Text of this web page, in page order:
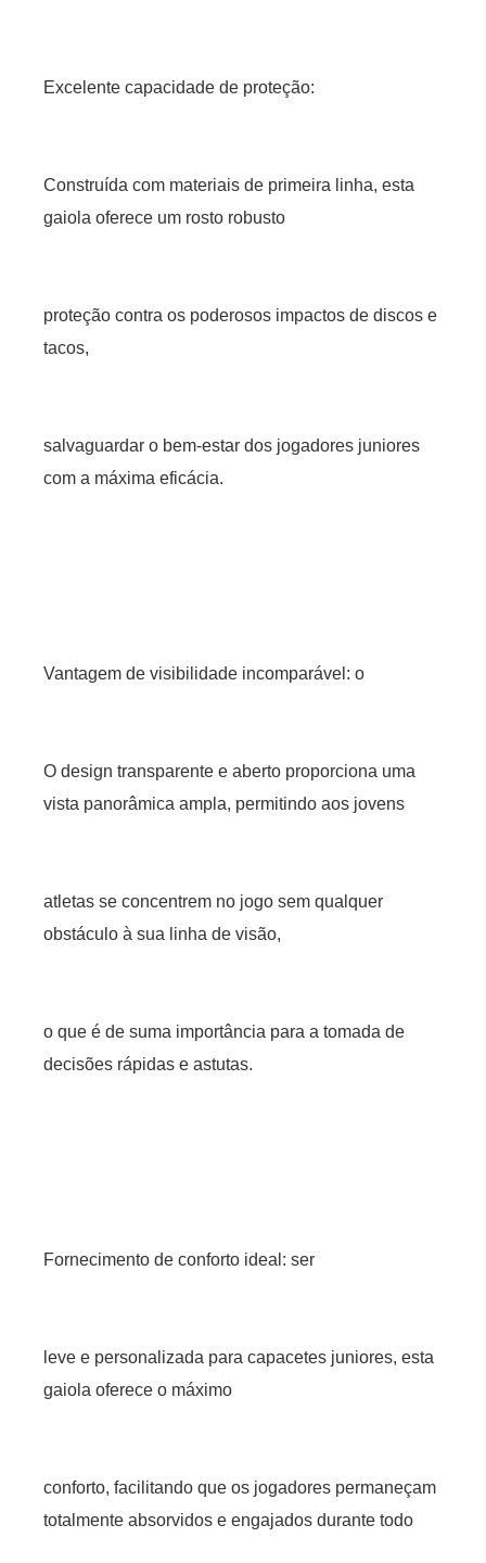
Excelente capacidade de proteção:
Construída com materiais de primeira linha, esta
gaiola oferece um rosto robusto
proteção contra os poderosos impactos de discos e
tacos,
salvaguardar o bem-estar dos jogadores juniores
com a máxima eficácia.
Vantagem de visibilidade incomparável: o
O design transparente e aberto proporciona uma
vista panorâmica ampla, permitindo aos jovens
atletas se concentrem no jogo sem qualquer
obstáculo à sua linha de visão,
o que é de suma importância para a tomada de
decisões rápidas e astutas.
Fornecimento de conforto ideal: ser
leve e personalizada para capacetes juniores, esta
gaiola oferece o máximo
conforto, facilitando que os jogadores permaneçam
totalmente absorvidos e engajados durante todo